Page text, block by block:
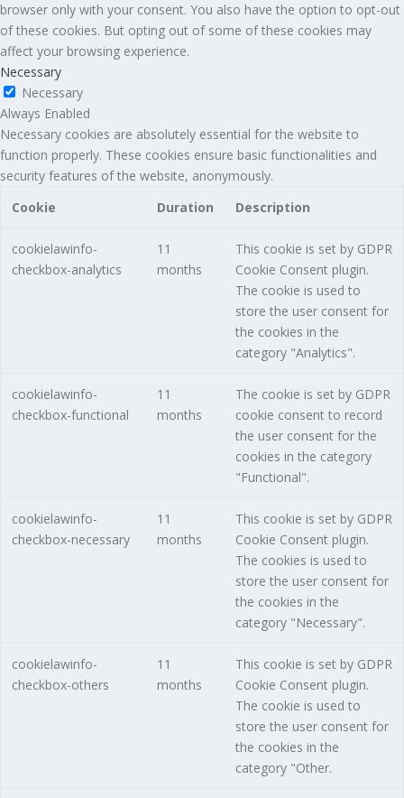
browser only with your consent. You also have the option to opt-out
of these cookies. But opting out of some of these cookies may
affect your browsing experience.
Necessary
Necessary
Always Enabled
Necessary cookies are absolutely essential for the website to
function properly. These cookies ensure basic functionalities and
security features of the website, anonymously.
Cookie
Duration Description
cookielawinfo-
checkbox-analytics
11
months
This cookie is set by GDPR
Cookie Consent plugin.
The cookie is used to
store the user consent for
the cookies in the
category "Analytics".
cookielawinfo-
checkbox-functional
11
months
The cookie is set by GDPR
cookie consent to record
the user consent for the
cookies in the category
"Functional".
cookielawinfo-
checkbox-necessary
11
months
This cookie is set by GDPR
Cookie Consent plugin.
The cookies is used to
store the user consent for
the cookies in the
category "Necessary".
cookielawinfo-
checkbox-others
11
months
This cookie is set by GDPR
Cookie Consent plugin.
The cookie is used to
store the user consent for
the cookies in the
category "Other.